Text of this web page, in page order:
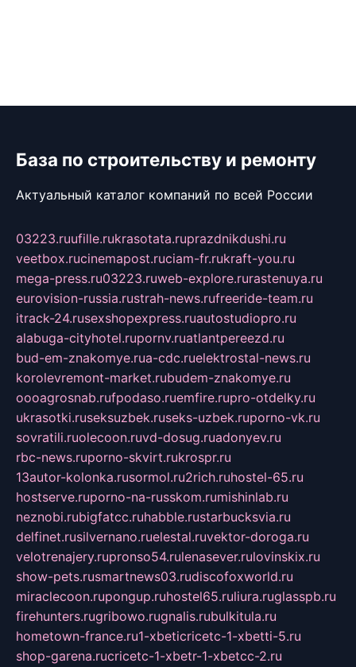
База по строительству и ремонту
Актуальный каталог компаний по всей России
03223.ruufille.rukrasotata.ruprazdnikdushi.ru
veetbox.rucinemapost.ruciam-fr.rukraft-you.ru
mega-press.ru03223.ruweb-explore.rurastenuya.ru
eurovision-russia.rustrah-news.rufreeride-team.ru
itrack-24.rusexshopexpress.ruautostudiopro.ru
alabuga-cityhotel.rupornv.ruatlantpereezd.ru
bud-em-znakomye.rua-cdc.ruelektrostal-news.ru
korolevremont-market.rubudem-znakomye.ru
oooagrosnab.rufpodaso.ruemfire.rupro-otdelky.ru
ukrasotki.ruseksuzbek.ruseks-uzbek.ruporno-vk.ru
sovratili.ruolecoon.ruvd-dosug.ruadonyev.ru
rbc-news.ruporno-skvirt.rukrospr.ru
13autor-kolonka.rusormol.ru2rich.ruhostel-65.ru
hostserve.ruporno-na-russkom.rumishinlab.ru
neznobi.rubigfatcc.ruhabble.rustarbucksvia.ru
delfinet.rusilvernano.ruelestal.ruvektor-doroga.ru
velotrenajery.rupronso54.rulenasever.rulovinskix.ru
show-pets.rusmartnews03.rudiscofoxworld.ru
miraclecoon.rupongup.ruhostel65.ruliura.ruglasspb.ru
firehunters.rugribowo.rugnalis.rubulkitula.ru
hometown-france.ru1-xbeticricetc-1-xbetti-5.ru
shop-garena.rucricetc-1-xbetr-1-xbetcc-2.ru